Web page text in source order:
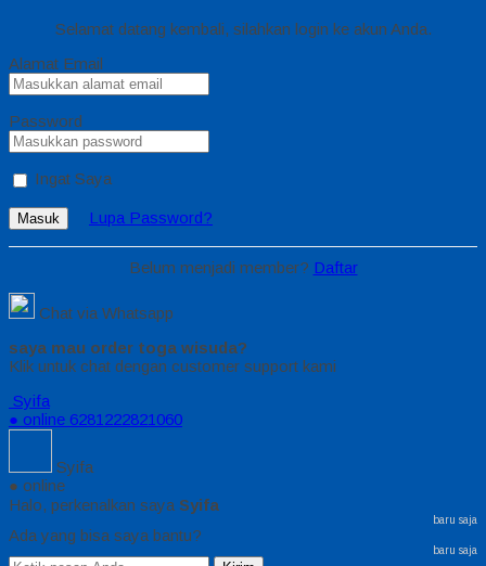
Selamat datang kembali, silahkan login ke akun Anda.
Alamat Email
Password
Ingat Saya
Masuk Lupa Password?
Belum menjadi member? Daftar
Chat via Whatsapp
saya mau order toga wisuda?
Klik untuk chat dengan customer support kami
Syifa
● online 6281222821060
Syifa
● online
Halo, perkenalkan saya Syifa
baru saja
Ada yang bisa saya bantu?
baru saja